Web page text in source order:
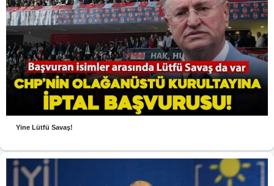
Yine Lütfü Savaş!